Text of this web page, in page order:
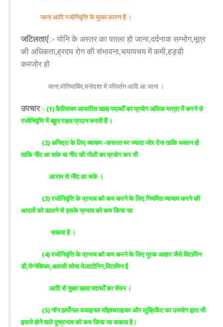
जाना आदि रजोनिवृत्ति के मुख्य कारण हैं ।
जटिलताएं:- योनि के अस्तर का पतला हो जाना,दर्दनाक सम्भोग,मूत्र
की अधिकता,ह्रदय रोग की संभावना,चयापचय में कमी,हड्डी
कमजोर हो
जाना,मोतियाबिंद,मनोदशा में परिवर्तन आदि आ जाना ।
उपचार:- (1) कैल्सियम आधारित खाद्य पदार्थों का प्रयोग अधिक मात्रा में करने से
रजोनिवृत्ति में बहुत राहत प्रदान करती हैं ।
(2) अनिद्रा के लिए व्यायाम -कसरत पर ज्यादा जोर देना ताकि थकान हो
ताकि नींद आ सके या नींद की गोली का प्रयोग कर भी
आराम से नींद आ सके ।
(3) रजोनिवृत्ति के प्रभाव को कम करने के लिए नियमित व्यायाम करने की
आदतों को डालने से इसके प्रभाव को कम किया जा
सकता है ।
(4) रजोनिवृत्ति के प्रभाव को कम करने के लिए पूरक आहार जैसे विटामिन
डी,मैग्नेशियम,अलसी सोया मेलाटोनिन,विटामिन ई
आदि से युक्त खाद्य पदार्थों का सेवन ।
(5) नॉन हार्मोनल वजाइनल मॉइश्चराइजर और लुब्रिकेंट का उपयोग द्वारा भी
इससे होने वाले दुष्प्रभाव को कम किया जा सकता है।